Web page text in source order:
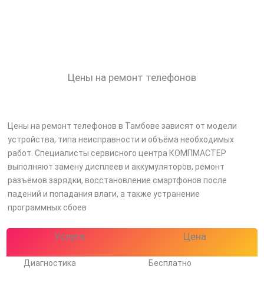
Цены на ремонт телефонов
Цены на ремонт телефонов в Тамбове зависят от модели
устройства, типа неисправности и объёма необходимых
работ. Специалисты сервисного центра КОМПМАСТЕР
выполняют замену дисплеев и аккумуляторов, ремонт
разъёмов зарядки, восстановление смартфонов после
падений и попадания влаги, а также устранение
программных сбоев
Услуга Цена
Диагностика Бесплатно